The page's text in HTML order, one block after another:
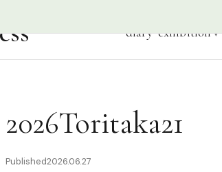
diary exhibition
2026Toritaka21
Published2026.06.27